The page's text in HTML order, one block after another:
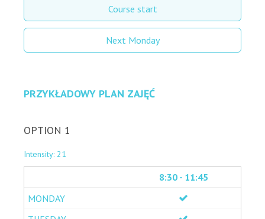
Course start
Next Monday
PRZYKŁADOWY PLAN ZAJĘĆ
OPTION 1
Intensity: 21
8:30 - 11:45